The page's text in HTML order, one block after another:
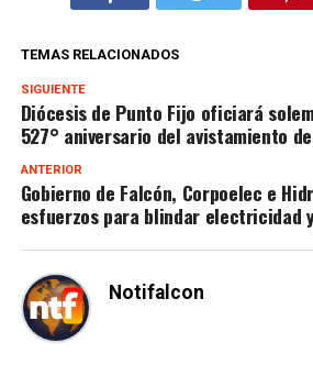
TEMAS RELACIONADOS
SIGUIENTE
Diócesis de Punto Fijo oficiará
527° aniversario del avistamiento
ANTERIOR
Gobierno de Falcón, Corpoelec e
esfuerzos para blindar electricidad
Notifalcon